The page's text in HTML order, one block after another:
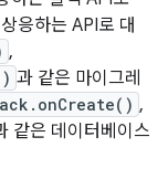
응하는 API로 대
,
과 같은 마이그레
,
같은 데이터베이스